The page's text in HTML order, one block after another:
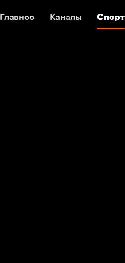
Главное Каналы Спорт
Главное Каналы Спорт